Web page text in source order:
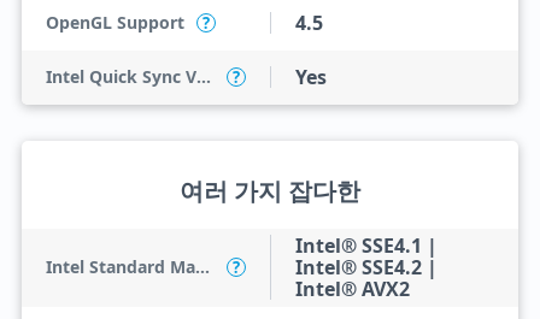
OpenGL Support ? 4.5
Intel Quick Sync Video ? Yes
여러 가지 잡다한
Intel Standard Manageability (ISM) ?
Intel® SSE4.1 |
Intel® SSE4.2 |
Intel® AVX2